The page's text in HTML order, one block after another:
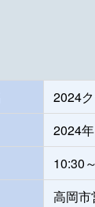
2024
2024
10:30
高岡市